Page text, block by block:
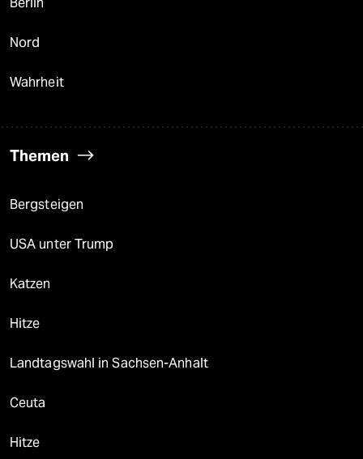
Berlin
Nord
Wahrheit
Themen
Bergsteigen
USA unter Trump
Katzen
Hitze
Landtagswahl in Sachsen-Anhalt
Ceuta
Hitze